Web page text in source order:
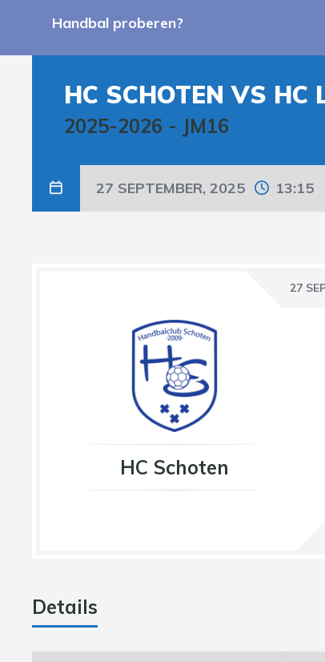
Handbal proberen?
HC SCHOTEN VS HC
2025-2026 - JM16
27 SEPTEMBER, 2025 13:15
27
HC Schoten
Details